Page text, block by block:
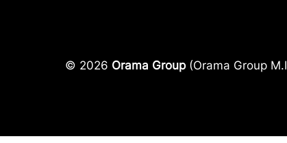
© 2026 Orama Group(Orama Group